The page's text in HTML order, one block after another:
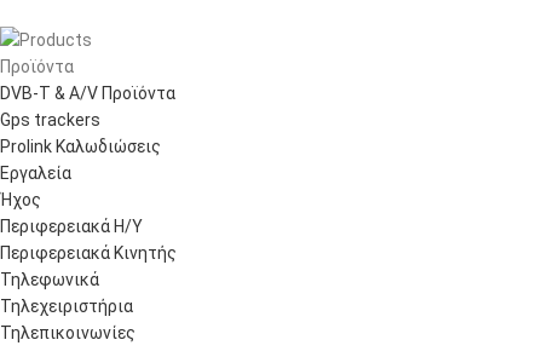
Προϊόντα
DVB-T & A/V Προϊόντα
Gps trackers
Prolink Καλωδιώσεις
Εργαλεία
Ήχος
Περιφερειακά Η/Υ
Περιφερειακά Κινητής
Τηλεφωνικά
Τηλεχειριστήρια
Τηλεπικοινωνίες